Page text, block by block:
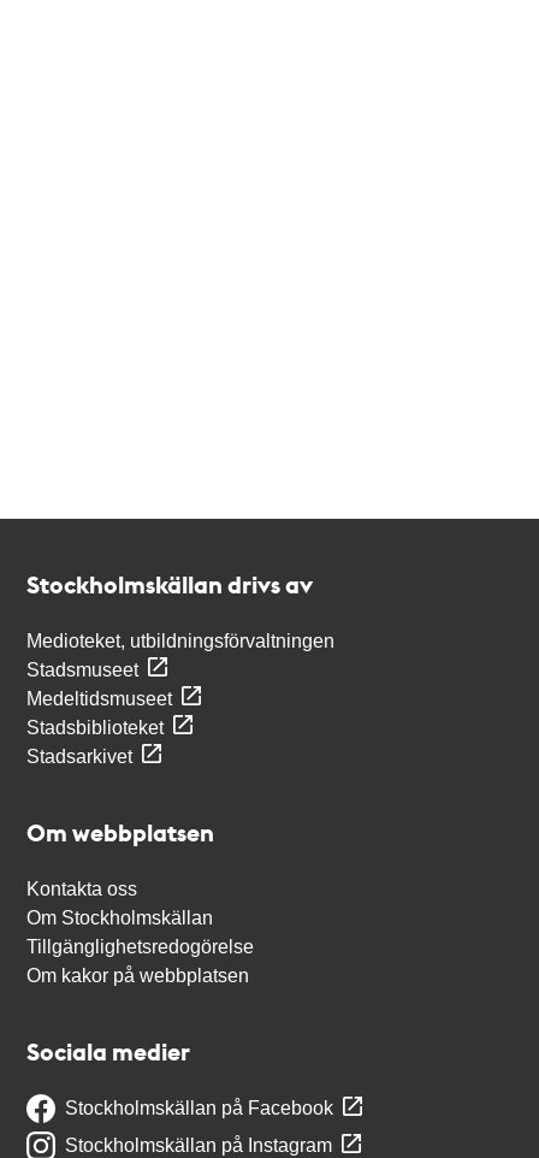
Stockholmskällan drivs av
Medioteket, utbildningsförvaltningen
Stadsmuseet
Medeltidsmuseet
Stadsbiblioteket
Stadsarkivet
Om webbplatsen
Kontakta oss
Om Stockholmskällan
Tillgänglighetsredogörelse
Om kakor på webbplatsen
Sociala medier
Stockholmskällan på Facebook
Stockholmskällan på Instagram